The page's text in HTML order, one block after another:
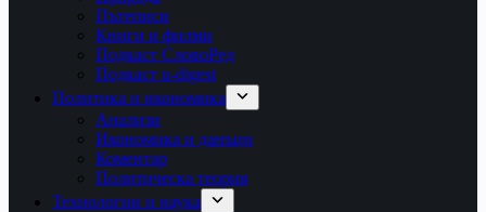
Пътеписи
Книги и филми
Подкаст СловоРед
Подкаст u-digest
Политика и икономика
Анализи
Икономика и данъци
Коментар
Политическа теория
Технологии и наука